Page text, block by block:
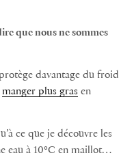
que nous ne sommes
davantage du froid
manger plus gras en
ce que je découvre les
eau à 10°C en maillot…